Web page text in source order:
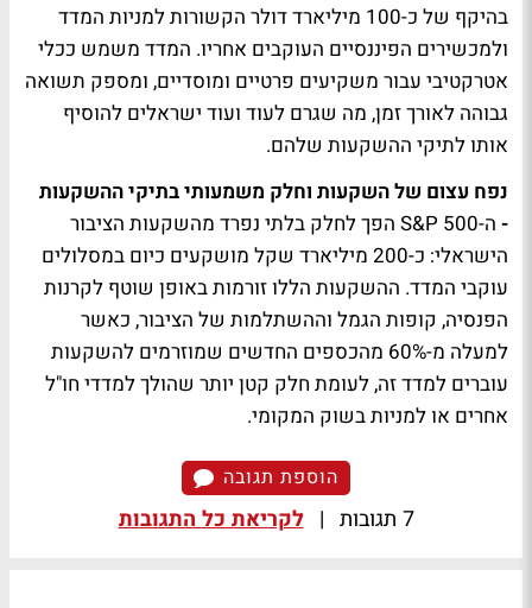
בהיקף של כ-100 מיליארד דולר הקשורות למניות המדד
ולמכשירים הפיננסיים העוקבים אחריו. המדד משמש ככלי
אטרקטיבי עבור משקיעים פרטיים ומוסדיים, ומספק תשואה
גבוהה לאורך זמן, מה שגרם לעוד ועוד ישראלים להוסיף
אותו לתיקי ההשקעות שלהם.
נפח עצום של השקעות וחלק משמעותי בתיקי ההשקעות
-
ה-S&P 500 הפך לחלק בלתי נפרד מהשקעות הציבור
הישראלי: כ-200 מיליארד שקל מושקעים כיום במסלולים
עוקבי המדד. ההשקעות הללו זורמות באופן שוטף לקרנות
הפנסיה, קופות הגמל וההשתלמות של הציבור, כאשר
למעלה מ-60% מהכספים החדשים שמוזרמים להשקעות
עוברים למדד זה, לעומת חלק קטן יותר שהולך למדדי חו"ל
אחרים או למניות בשוק המקומי.
הוספת תגובה
7 תגובות | לקריאת כל התגובות